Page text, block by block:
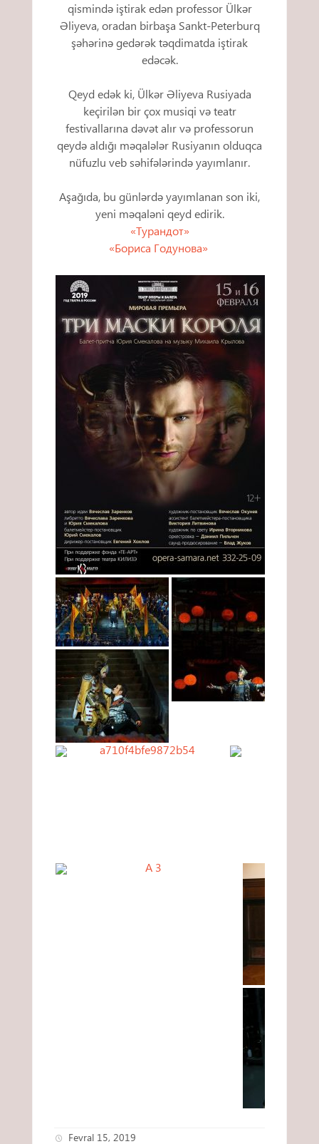
qismində iştirak edən professor Ülkər
Əliyeva, oradan birbaşa Sankt-Peterburq
şəhərinə gedərək təqdimatda iştirak
edəcək.
Qeyd edək ki, Ülkər Əliyeva Rusiyada
keçirilən bir çox musiqi və teatr
festivallarına dəvət alır və professorun
qeydə aldığı məqalələr Rusiyanın olduqca
nüfuzlu veb səhifələrində yayımlanır.
Aşağıda, bu günlərdə yayımlanan son iki,
yeni məqaləni qeyd edirik.
«Турандот»
«Бориса Годунова»
Fevral 15, 2019